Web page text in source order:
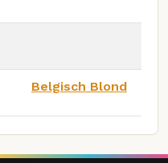
Belgisch Blond